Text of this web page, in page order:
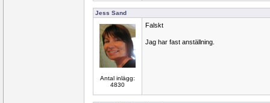
Jess Sand
Antal inlägg:
4830
Falskt
Jag har fast anställning.